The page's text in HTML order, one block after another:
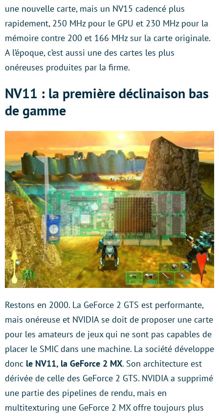
une nouvelle carte, mais un NV15 cadencé plus
rapidement, 250 MHz pour le GPU et 230 MHz pour la
mémoire contre 200 et 166 MHz sur la carte originale.
A l’époque, c’est aussi une des cartes les plus
onéreuses produites par la firme.
NV11 : la première déclinaison bas
de gamme
Restons en 2000. La GeForce 2 GTS est performante,
mais onéreuse et NVIDIA se doit de proposer une carte
pour les amateurs de jeux qui ne sont pas capables de
placer le SMIC dans une machine. La société développe
donc le NV11, la GeForce 2 MX. Son architecture est
dérivée de celle des GeForce 2 GTS. NVIDIA a supprimé
une partie des pipelines de rendu, mais en
multitexturing une GeForce 2 MX offre toujours plus